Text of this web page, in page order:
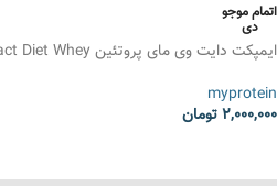
اتمام موجو
دی
ایمپکت دایت وی مای پروتئین Myprotein Impact Diet Whey
myprotein
2,000,000تومان